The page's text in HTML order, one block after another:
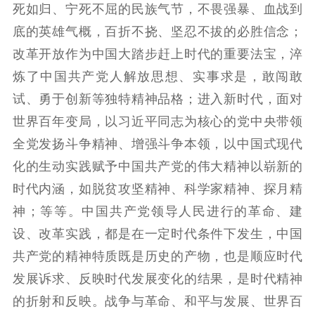
数据资源
公共服务
新时代公民素养
提升资源库
新闻出版
政务服务
作品著作权
登记服务
科研创新
服务管理平台
智库服务
管理平台
文艺创作
服务管理
文化产业
统计分析
数字出版
审读服务
新闻发布工作备
案管理系统
电影
服务
理论宣讲
共建共享平台
政工继续教育学
习平台
责任编辑注册
业务申报系统
死如归、宁死不屈的民族气节，不畏强暴、血战到
底的英雄气概，百折不挠、坚忍不拔的必胜信念；
改革开放作为中国大踏步赶上时代的重要法宝，淬
炼了中国共产党人解放思想、实事求是，敢闯敢
试、勇于创新等独特精神品格；进入新时代，面对
世界百年变局，以习近平同志为核心的党中央带领
全党发扬斗争精神、增强斗争本领，以中国式现代
化的生动实践赋予中国共产党的伟大精神以崭新的
时代内涵，如脱贫攻坚精神、科学家精神、探月精
神；等等。中国共产党领导人民进行的革命、建
设、改革实践，都是在一定时代条件下发生，中国
共产党的精神特质既是历史的产物，也是顺应时代
发展诉求、反映时代发展变化的结果，是时代精神
的折射和反映。战争与革命、和平与发展、世界百